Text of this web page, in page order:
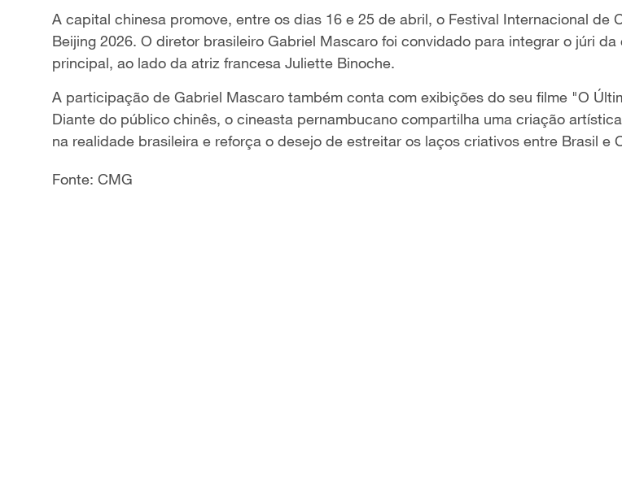
l
a
y
V
i
A capital chinesa promove, entre os dias 16 e 25 de abril, o Festival Internacional de
Beijing 2026. O diretor brasileiro Gabriel Mascaro foi convidado para integrar o júri
principal, ao lado da atriz francesa Juliette Binoche.
A participação de Gabriel Mascaro também conta com exibições do seu filme "O
Diante do público chinês, o cineasta pernambucano compartilha uma criação
na realidade brasileira e reforça o desejo de estreitar os laços criativos entre Brasil e
Fonte: CMG